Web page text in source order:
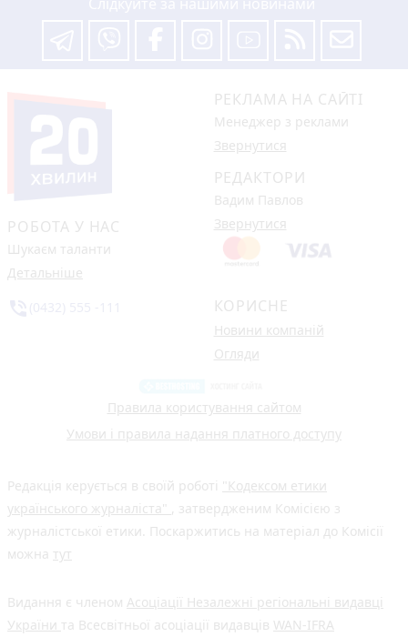
РОБОТА У НАС
Шукаєм таланти
Детальніше
РЕКЛАМА НА САЙТІ
Менеджер з реклами
Звернутися
РЕДАКТОРИ
Вадим Павлов
Звернутися
КОРИСНЕ
Новини компаній
Огляди
Правила користування сайтом
Умови і правила надання платного доступу
Редакція керується в своїй роботі "Кодексом етики
українського журналіста" , затвердженим Комісією з
журналістської етики. Поскаржитись на матеріал до Комісії
можна тут
Видання є членом Асоціації Незалежні регіональні видавці
України та Всесвітньої асоціації видавців WAN-IFRA